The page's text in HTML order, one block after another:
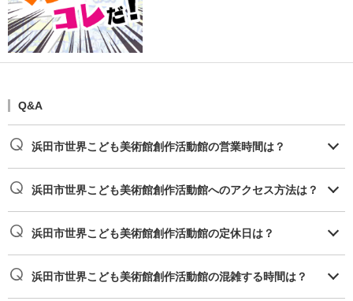
Q&A
浜田市世界こども美術館創作活動館の営業時間は？
浜田市世界こども美術館創作活動館へのアクセス方法は？
浜田市世界こども美術館創作活動館の定休日は？
浜田市世界こども美術館創作活動館の混雑する時間は？